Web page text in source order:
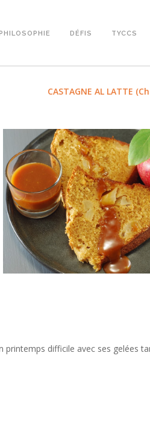
DÉFIS TYCCS
CASTAGNE AL LATTE
difficile avec ses gelées